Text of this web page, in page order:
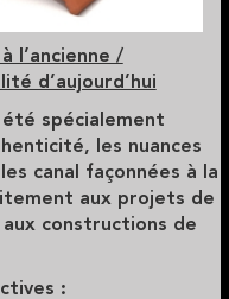
l’ancienne /
d’aujourd’hui
été spécialement
les nuances
canal façonnées à la
aux projets de
constructions de
: